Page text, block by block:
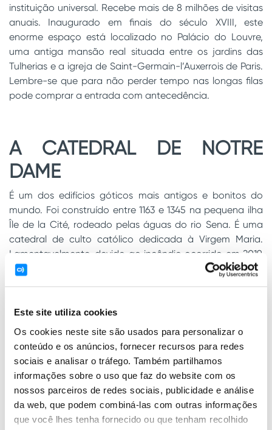
Este site utiliza cookies
Os cookies neste site são usados para personalizar o
conteúdo e os anúncios, fornecer recursos para redes
sociais e analisar o tráfego. Também partilhamos
informações sobre o uso que faz do website com os
nossos parceiros de redes sociais, publicidade e análise
da web, que podem combiná-las com outras informações
que você lhes tenha fornecido ou que tenham recolhido
instituição universal. Recebe mais de 8 milhões de visitas
anuais. Inaugurado em finais do século XVIII, este
enorme espaço está localizado no Palácio do Louvre,
uma antiga mansão real situada entre os jardins das
Tulherias e a igreja de Saint-Germain-l’Auxerrois de Paris.
Lembre-se que para não perder tempo nas longas filas
pode comprar a entrada com antecedência.
A CATEDRAL DE NOTRE
DAME
É um dos edifícios góticos mais antigos e bonitos do
mundo. Foi construído entre 1163 e 1345 na pequena ilha
Île de la Cité, rodeado pelas águas do rio Sena. É uma
catedral de culto católico dedicada à Virgem Maria.
Lamentavelmente, devido ao incêndio ocorrido em 2019,
só é possível ver o seu magnífico exterior, no qual se
representam os reis da Judeia e Israel.
O bairro Latino está mesmo ao lado de Notre Dame, na
outra margem do rio Sena. O nome é proveniente da
época medieval, em que a maioria dos habitantes eram
estudantes que utilizavam o latim para comunicar entre
si. Pode aproveitar e ver ambas as coisas fazendo um
percurso com a scooter.